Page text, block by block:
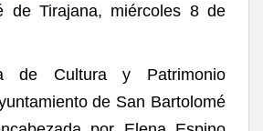
de Tirajana, miércoles 8 de
de Cultura y Patrimonio
de San Bartolomé